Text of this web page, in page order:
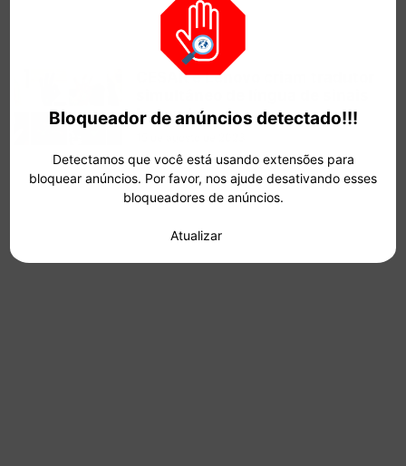
CESAR e Lenovo criam tradutor
baseado...
- Continua depois da publicidade -
Bloqueador de anúncios detectado!!!
Detectamos que você está usando extensões para
bloquear anúncios. Por favor, nos ajude desativando esses
bloqueadores de anúncios.
Atualizar